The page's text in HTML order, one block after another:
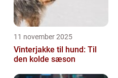
11 november 2025
Vinterjakke til hund: Til
den kolde sæson